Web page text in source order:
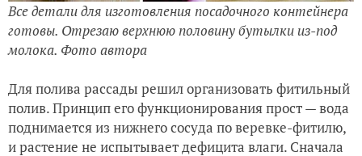
Все детали для изготовления посадочного контейнера
готовы. Отрезаю верхнюю половину бутылки из-под
молока. Фото автора
Для полива рассады решил организовать фитильный
полив. Принцип его функционирования прост — вода
поднимается из нижнего сосуда по веревке-фитилю,
и растение не испытывает дефицита влаги. Сначала